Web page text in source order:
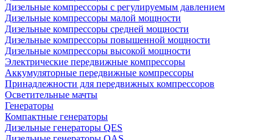
Дизельные компрессоры с регулируемым давлением
Дизельные компрессоры малой мощности
Дизельные компрессоры средней мощности
Дизельные компрессоры повышенной мощности
Дизельные компрессоры высокой мощности
Электрические передвижные компрессоры
Аккумуляторные передвижные компрессоры
Принадлежности для передвижных компрессоров
Осветительные мачты
Генераторы
Компактные генераторы
Дизельные генераторы QES